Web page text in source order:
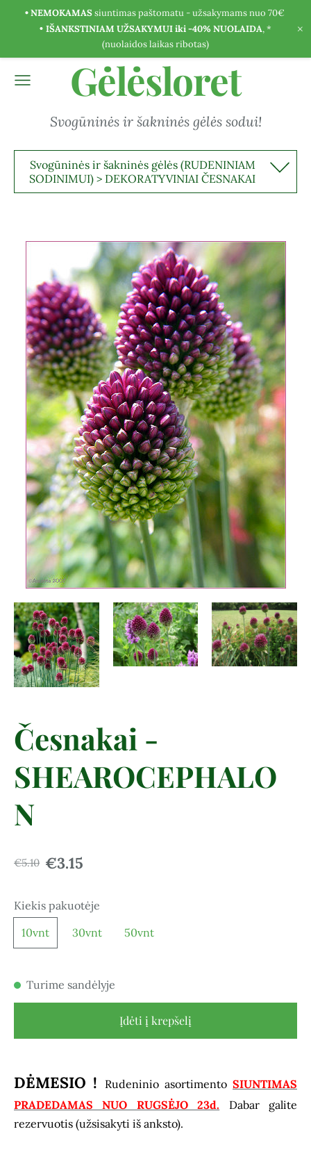
• NEMOKAMASsiuntimas paštomatu - užsakymams nuo 70€
• IŠANKSTINIAM UŽSAKYMUI iki -40% NUOLAIDA, *
(nuolaidos laikas ribotas)
×
Gėlėsloret
Svogūninės ir šakninės gėlės sodui!
Svogūninės ir šakninės gėlės (RUDENINIAM
SODINIMUI) > DEKORATYVINIAI ČESNAKAI
Česnakai -
SHEAROCEPHALO
N
€5.10 €3.15
Kiekis pakuotėje
10vnt
30vnt 50vnt
Turime sandėlyje
Įdėti į krepšelį
DĖMESIO ! Rudeninio asortimento SIUNTIMAS
PRADEDAMAS NUO RUGSĖJO 23d. Dabar galite
rezervuotis (užsisakyti iš anksto).